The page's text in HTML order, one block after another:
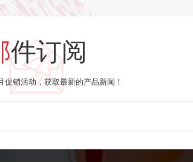
邮件订阅
促销活动，获取最新的产品新闻！